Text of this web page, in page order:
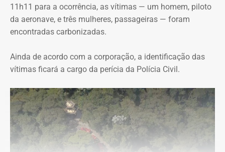
11h11 para a ocorrência, as vítimas — um homem, piloto
da aeronave, e três mulheres, passageiras — foram
encontradas carbonizadas.
Ainda de acordo com a corporação, a identificação das
vítimas ficará a cargo da perícia da Polícia Civil.